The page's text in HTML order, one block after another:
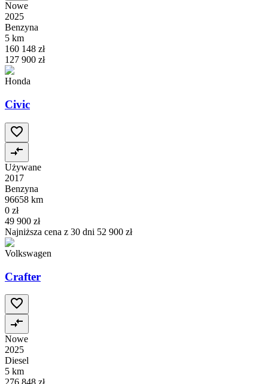
Nowe
2025
Benzyna
5 km
160 148 zł
127 900 zł
Honda
Civic
Używane
2017
Benzyna
96658 km
0 zł
49 900 zł
Najniższa cena z 30 dni 52 900 zł
Volkswagen
Crafter
Nowe
2025
Diesel
5 km